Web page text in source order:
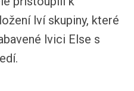
lví skupiny, které
lvici Else s